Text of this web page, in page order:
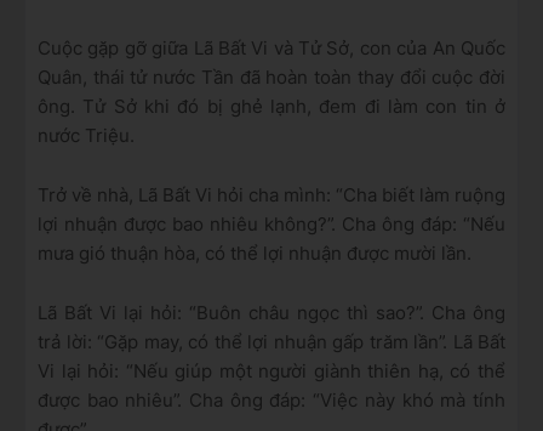
Cuộc gặp gỡ giữa Lã Bất Vi và Tử Sở, con của An Quốc
Quân, thái tử nước Tần đã hoàn toàn thay đổi cuộc đời
ông. Tử Sở khi đó bị ghẻ lạnh, đem đi làm con tin ở
nước Triệu.
Trở về nhà, Lã Bất Vi hỏi cha mình: “Cha biết làm ruộng
lợi nhuận được bao nhiêu không?”. Cha ông đáp: “Nếu
mưa gió thuận hòa, có thể lợi nhuận được mười lần.
Lã Bất Vi lại hỏi: “Buôn châu ngọc thì sao?”. Cha ông
trả lời: “Gặp may, có thể lợi nhuận gấp trăm lần”. Lã Bất
Vi lại hỏi: “Nếu giúp một người giành thiên hạ, có thể
được bao nhiêu”. Cha ông đáp: “Việc này khó mà tính